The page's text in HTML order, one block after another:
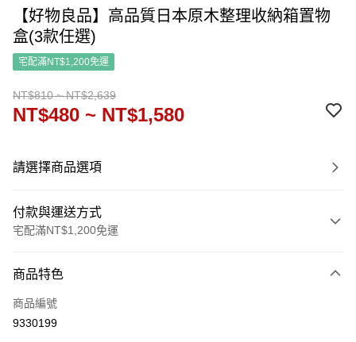
【好物良品】高品質日本原木整理收納箱置物
盒(3款任選)
宅配滿NT$1,200免運
NT$810 ~ NT$2,639
NT$480 ~ NT$1,580
請選擇商品選項
付款與運送方式
宅配滿NT$1,200免運
信用卡一次付款
信用卡分期付款
商品特色
商品編號
9330199